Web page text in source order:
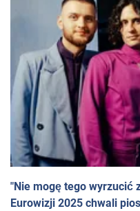
"Nie mogę tego wyrzucić
Eurowizji 2025 chwali